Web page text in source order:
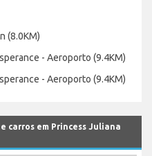
(8.0KM)
- Aeroporto (9.4KM)
- Aeroporto (9.4KM)
carros em Princess Juliana